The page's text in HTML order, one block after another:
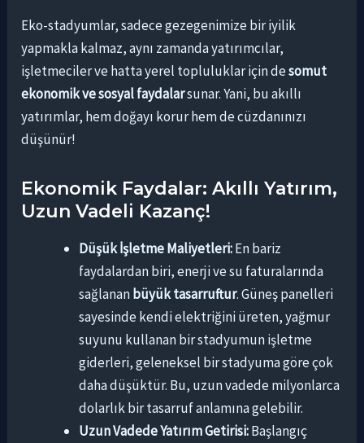
Eko-stadyumlar, sadece gezegenimize bir iyilik
yapmakla kalmaz, aynı zamanda yatırımcılar,
işletmeciler ve hatta yerel topluluklar için desomut
ekonomik ve sosyal faydalarsunar. Yani, bu akıllı
yatırımlar, hem doğayı korur hem de cüzdanınızı
düşünür!
Ekonomik Faydalar: Akıllı Yatırım,
Uzun Vadeli Kazanç!
Düşük İşletme Maliyetleri:En bariz
faydalardan biri, enerji ve su faturalarında
sağlanan büyük tasarruftur. Güneş panelleri
sayesinde kendi elektriğini üreten, yağmur
suyunu kullanan bir stadyumun işletme
giderleri, geleneksel bir stadyuma göre çok
daha düşüktür. Bu, uzun vadede milyonlarca
dolarlık bir tasarruf anlamına gelebilir.
Uzun Vadede Yatırım Getirisi:Başlangıç